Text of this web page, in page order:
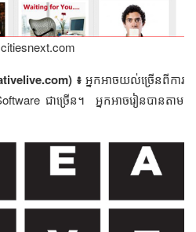
៖ អ្នក​អាច​យល់​ច្រើន​ពី​ការ​
ជា​ច្រើន។ ​ អ្នក​អាច​រៀន​បាន​តាម​